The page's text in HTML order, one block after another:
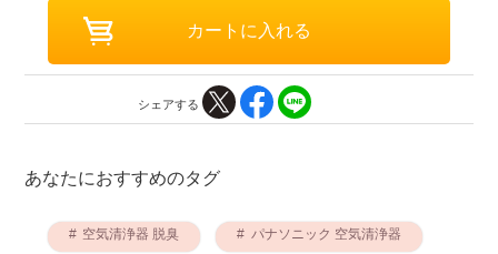
シェアする
あなたにおすすめのタグ
空気清浄器 脱臭 パナソニック 空気清浄器